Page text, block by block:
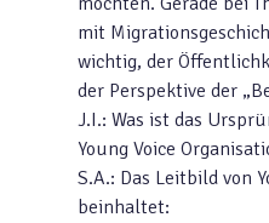
mit
wichtig, der
der Perspektive der
J.I.: Was ist das
Young Voice
S.A.: Das Leitbild von
beinhaltet: